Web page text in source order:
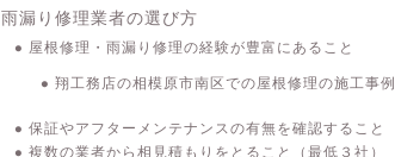
雨漏り修理業者の選び方
屋根修理・雨漏り修理の経験が豊富にあること
翔工務店の相模原市南区での屋根修理の施工事例
保証やアフターメンテナンスの有無を確認すること
複数の業者から相見積もりをとること（最低３社）